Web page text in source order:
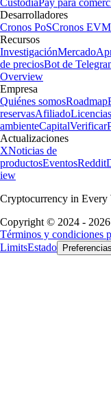
Custodia Pay para
Desarrolladores
Cronos PoSCronos EVM
Recursos
InvestigaciónMercado
de preciosBot de
Overview
Empresa
Quiénes somosRoadmap
reservasAfiliadoLicencias
ambienteCapitalVerificar
Actualizaciones
XNoticias de
productosEventosReddit
iew
Cryptocurrency in
Copyright © 2024 - 2026
Términos y condiciones
LimitsEstado